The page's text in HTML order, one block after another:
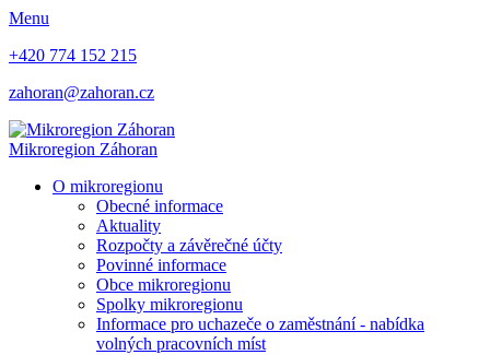
Menu
+420 774 152 215
zahoran@zahoran.cz
Mikroregion Záhoran
O mikroregionu
Obecné informace
Aktuality
Rozpočty a závěrečné účty
Povinné informace
Obce mikroregionu
Spolky mikroregionu
Informace pro uchazeče o zaměstnání - nabídka
volných pracovních míst